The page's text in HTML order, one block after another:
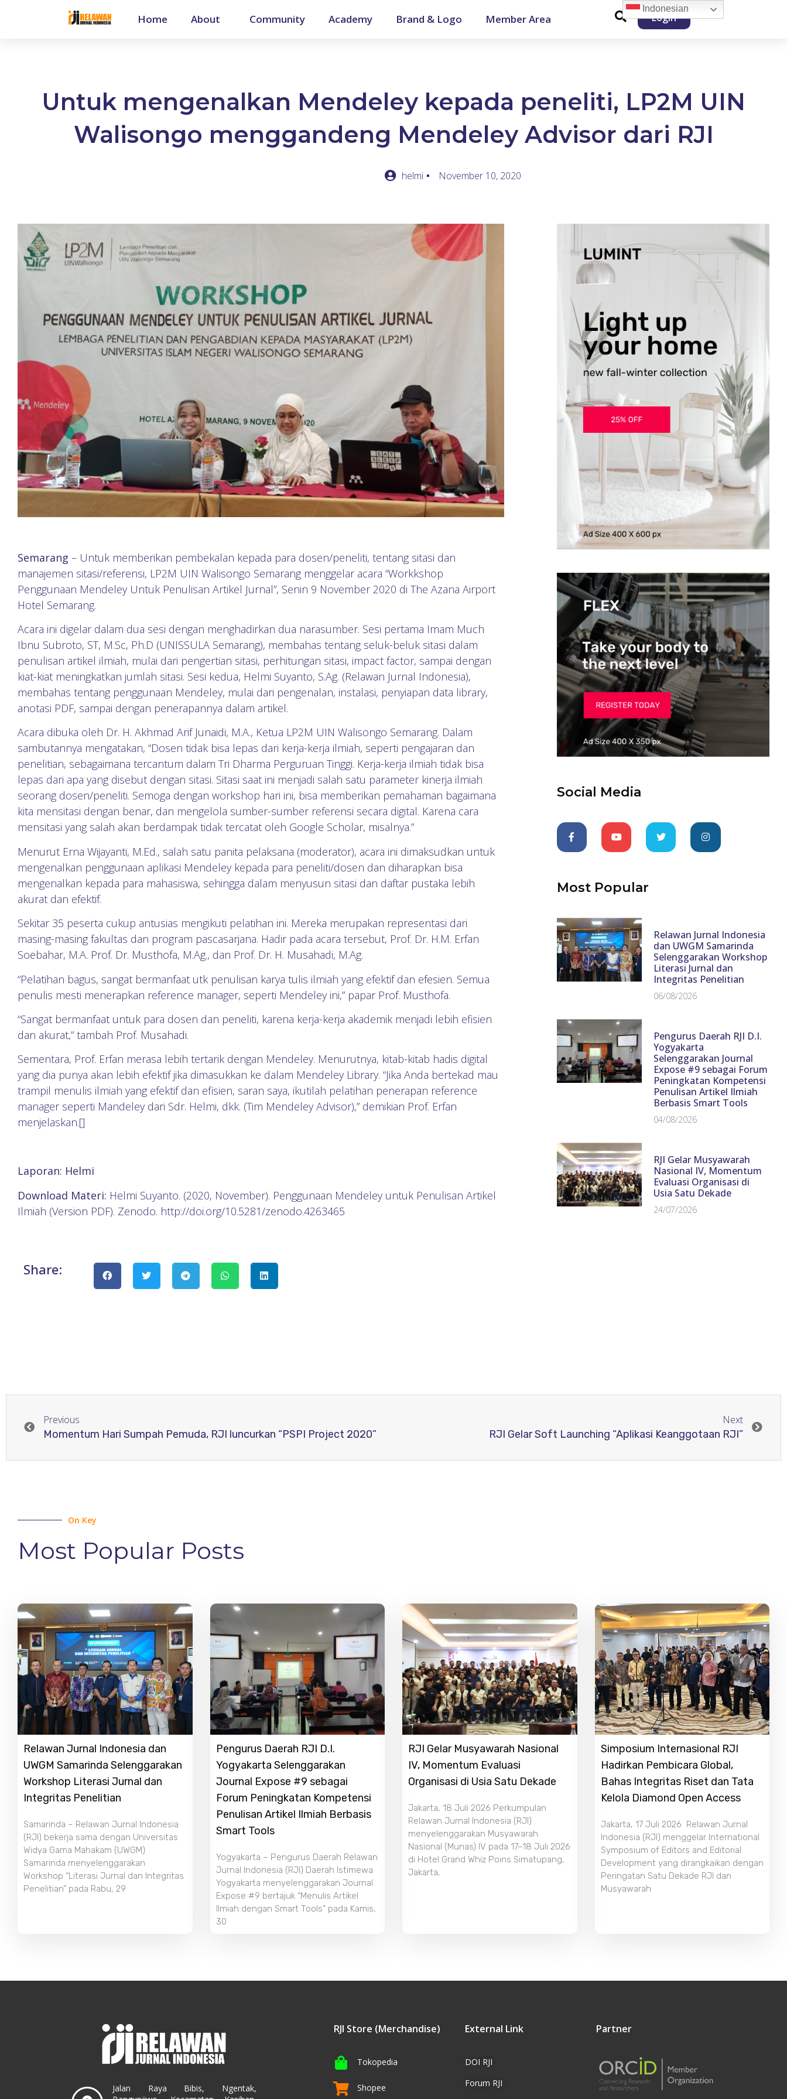
Home About Community Academy Brand & Logo Member Area Login
Untuk mengenalkan Mendeley kepada peneliti, LP2M UIN
Walisongo menggandeng Mendeley Advisor dari RJI
helmi November 10, 2020
Semarang – Untuk memberikan pembekalan kepada para dosen/peneliti, tentang sitasi dan
manajemen sitasi/referensi, LP2M UIN Walisongo Semarang menggelar acara “Workkshop
Penggunaan Mendeley Untuk Penulisan Artikel Jurnal”, Senin 9 November 2020 di The Azana Airport
Hotel Semarang.
Acara ini digelar dalam dua sesi dengan menghadirkan dua narasumber. Sesi pertama Imam Much
Ibnu Subroto, ST, M.Sc, Ph.D (UNISSULA Semarang), membahas tentang seluk-beluk sitasi dalam
penulisan artikel ilmiah, mulai dari pengertian sitasi, perhitungan sitasi, impact factor, sampai dengan
kiat-kiat meningkatkan jumlah sitasi. Sesi kedua, Helmi Suyanto, S.Ag. (Relawan Jurnal Indonesia),
membahas tentang penggunaan Mendeley, mulai dari pengenalan, instalasi, penyiapan data library,
anotasi PDF, sampai dengan penerapannya dalam artikel.
Acara dibuka oleh Dr. H. Akhmad Arif Junaidi, M.A., Ketua LP2M UIN Walisongo Semarang. Dalam
sambutannya mengatakan, “Dosen tidak bisa lepas dari kerja-kerja ilmiah, seperti pengajaran dan
penelitian, sebagaimana tercantum dalam Tri Dharma Perguruan Tinggi. Kerja-kerja ilmiah tidak bisa
lepas dari apa yang disebut dengan sitasi. Sitasi saat ini menjadi salah satu parameter kinerja ilmiah
seorang dosen/peneliti. Semoga dengan workshop hari ini, bisa memberikan pemahaman bagaimana
kita mensitasi dengan benar, dan mengelola sumber-sumber referensi secara digital. Karena cara
mensitasi yang salah akan berdampak tidak tercatat oleh Google Scholar, misalnya.”
Menurut Erna Wijayanti, M.Ed., salah satu panita pelaksana (moderator), acara ini dimaksudkan untuk
mengenalkan penggunaan aplikasi Mendeley kepada para peneliti/dosen dan diharapkan bisa
mengenalkan kepada para mahasiswa, sehingga dalam menyusun sitasi dan daftar pustaka lebih
akurat dan efektif.
Sekitar 35 peserta cukup antusias mengikuti pelatihan ini. Mereka merupakan representasi dari
masing-masing fakultas dan program pascasarjana. Hadir pada acara tersebut, Prof. Dr. H.M. Erfan
Soebahar, M.A. Prof. Dr. Musthofa, M.Ag., dan Prof. Dr. H. Musahadi, M.Ag.
“Pelatihan bagus, sangat bermanfaat utk penulisan karya tulis ilmiah yang efektif dan efesien. Semua
penulis mesti menerapkan reference manager, seperti Mendeley ini,” papar Prof. Musthofa.
“Sangat bermanfaat untuk para dosen dan peneliti, karena kerja-kerja akademik menjadi lebih efisien
dan akurat,” tambah Prof. Musahadi.
Sementara, Prof. Erfan merasa lebih tertarik dengan Mendeley. Menurutnya, kitab-kitab hadis digital
yang dia punya akan lebih efektif jika dimasukkan ke dalam Mendeley Library. “Jika Anda bertekad mau
trampil menulis ilmiah yang efektif dan efisien, saran saya, ikutilah pelatihan penerapan reference
manager seperti Mandeley dari Sdr. Helmi, dkk. (Tim Mendeley Advisor),” demikian Prof. Erfan
menjelaskan.[]
Laporan: Helmi
Download Materi: Helmi Suyanto. (2020, November). Penggunaan Mendeley untuk Penulisan Artikel
Ilmiah (Version PDF). Zenodo. http://doi.org/10.5281/zenodo.4263465
Share:
Social Media
Most Popular
Relawan Jurnal Indonesia
dan UWGM Samarinda
Selenggarakan Workshop
Literasi Jurnal dan
Integritas Penelitian
06/08/2026
Pengurus Daerah RJI D.I.
Yogyakarta
Selenggarakan Journal
Expose #9 sebagai Forum
Peningkatan Kompetensi
Penulisan Artikel Ilmiah
Berbasis Smart Tools
04/08/2026
RJI Gelar Musyawarah
Nasional IV, Momentum
Evaluasi Organisasi di
Usia Satu Dekade
24/07/2026
Previous
Momentum Hari Sumpah Pemuda, RJI luncurkan “PSPI Project 2020”
Next
RJI Gelar Soft Launching “Aplikasi Keanggotaan RJI”
On Key
Most Popular Posts
Relawan Jurnal Indonesia dan
UWGM Samarinda Selenggarakan
Workshop Literasi Jurnal dan
Integritas Penelitian
Samarinda – Relawan Jurnal Indonesia
(RJI) bekerja sama dengan Universitas
Widya Gama Mahakam (UWGM)
Samarinda menyelenggarakan
Workshop “Literasi Jurnal dan Integritas
Penelitian” pada Rabu, 29
Pengurus Daerah RJI D.I.
Yogyakarta Selenggarakan
Journal Expose #9 sebagai
Forum Peningkatan Kompetensi
Penulisan Artikel Ilmiah Berbasis
Smart Tools
Yogyakarta – Pengurus Daerah Relawan
Jurnal Indonesia (RJI) Daerah Istimewa
Yogyakarta menyelenggarakan Journal
Expose #9 bertajuk “Menulis Artikel
Ilmiah dengan Smart Tools” pada Kamis,
30
RJI Gelar Musyawarah Nasional
IV, Momentum Evaluasi
Organisasi di Usia Satu Dekade
Jakarta, 18 Juli 2026 Perkumpulan
Relawan Jurnal Indonesia (RJI)
menyelenggarakan Musyawarah
Nasional (Munas) IV pada 17–18 Juli 2026
di Hotel Grand Whiz Poins Simatupang,
Jakarta,
Simposium Internasional RJI
Hadirkan Pembicara Global,
Bahas Integritas Riset dan Tata
Kelola Diamond Open Access
Jakarta, 17 Juli 2026 Relawan Jurnal
Indonesia (RJI) menggelar International
Symposium of Editors and Editorial
Development yang dirangkaikan dengan
Peringatan Satu Dekade RJI dan
Musyawarah
Jalan Raya Bibis, Ngentak,
RJI Store (Merchandise)
Tokopedia
Shopee
External Link
DOI RJI
Forum RJI
Partner
Indonesian